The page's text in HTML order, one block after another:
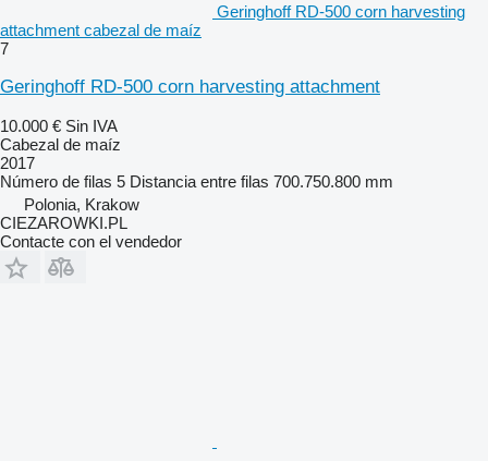
Geringhoff RD-500 corn harvesting
attachment cabezal de maíz
7
Geringhoff RD-500 corn harvesting attachment
10.000 € Sin IVA
Cabezal de maíz
2017
Número de filas 5 Distancia entre filas 700.750.800 mm
Polonia, Krakow
CIEZAROWKI.PL
Contacte con el vendedor